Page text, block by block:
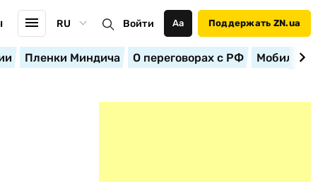
RU Войти Аа Поддержать ZN.ua
Пленки Миндича О переговорах с РФ